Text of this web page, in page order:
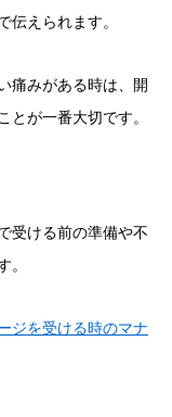
えられます。
痛みがある時は、開
が一番大切です。
受ける前の準備や不
ジを受ける時のマナ